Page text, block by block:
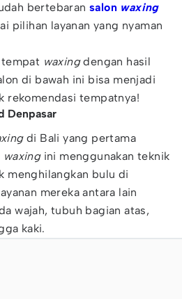
bertebaran salon waxing
pilihan layanan yang nyaman
waxingdengan hasil
di bawah ini bisa menjadi
rekomendasi tempatnya!
Denpasar
di Bali yang pertama
waxing ini menggunakan teknik
menghilangkan bulu di
mereka antara lain
wajah, tubuh bagian atas,
kaki.